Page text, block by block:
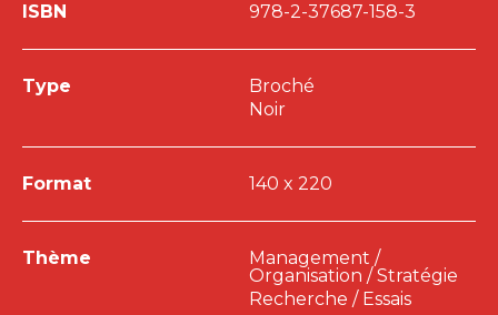
ISBN 978-2-37687-158-3
Type
Broché
Noir
Format 140 x 220
Thème
Management /
Organisation / Stratégie
Recherche / Essais